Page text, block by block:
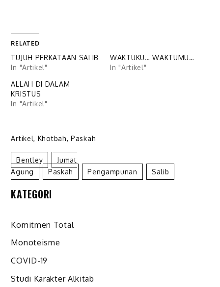
RELATED
TUJUH PERKATAAN SALIB
In "Artikel"
WAKTUKU… WAKTUMU…
In "Artikel"
ALLAH DI DALAM
KRISTUS
In "Artikel"
Artikel, Khotbah,Paskah
Bentley
Jumat
Agung
Paskah Pengampunan Salib
KATEGORI
Komitmen Total
Monoteisme
COVID-19
Studi Karakter Alkitab